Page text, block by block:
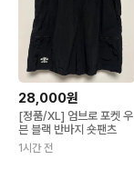
28,000원
[정품/XL] 엄브로 포켓 우
븐 블랙 반바지 숏팬츠
1시간 전